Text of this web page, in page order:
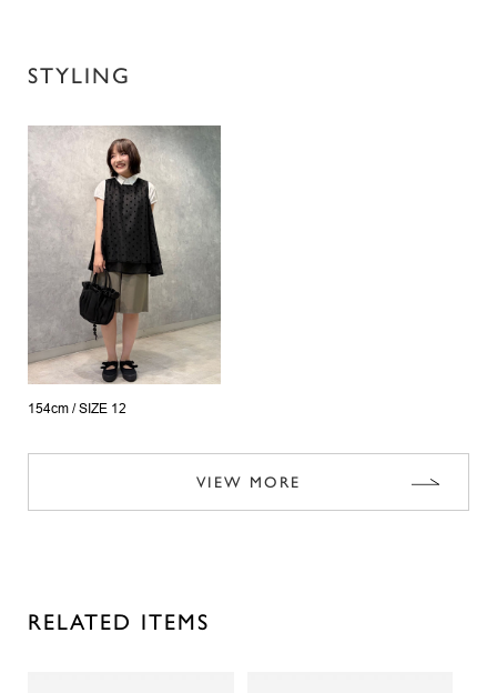
STYLING
154cm / SIZE 12
VIEW MORE
RELATED ITEMS